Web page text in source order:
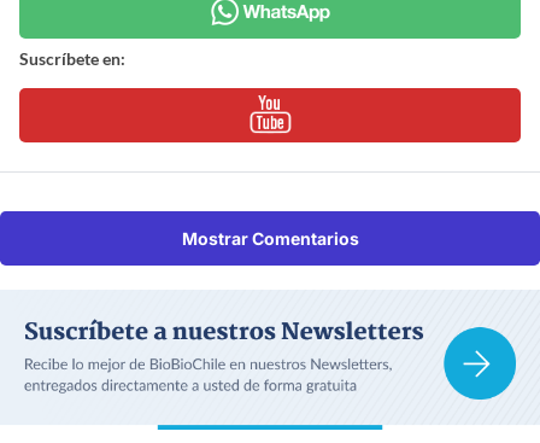
Suscríbete en:
Mostrar Comentarios